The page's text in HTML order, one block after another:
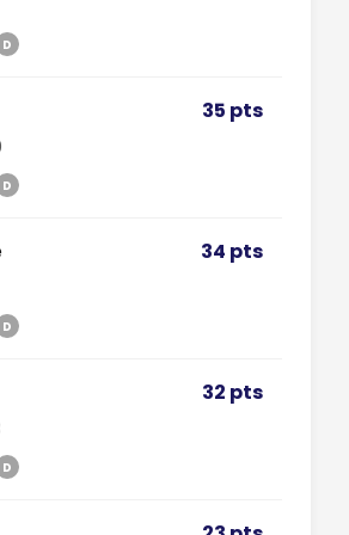
D
35 pts
D
34 pts
D
32 pts
D